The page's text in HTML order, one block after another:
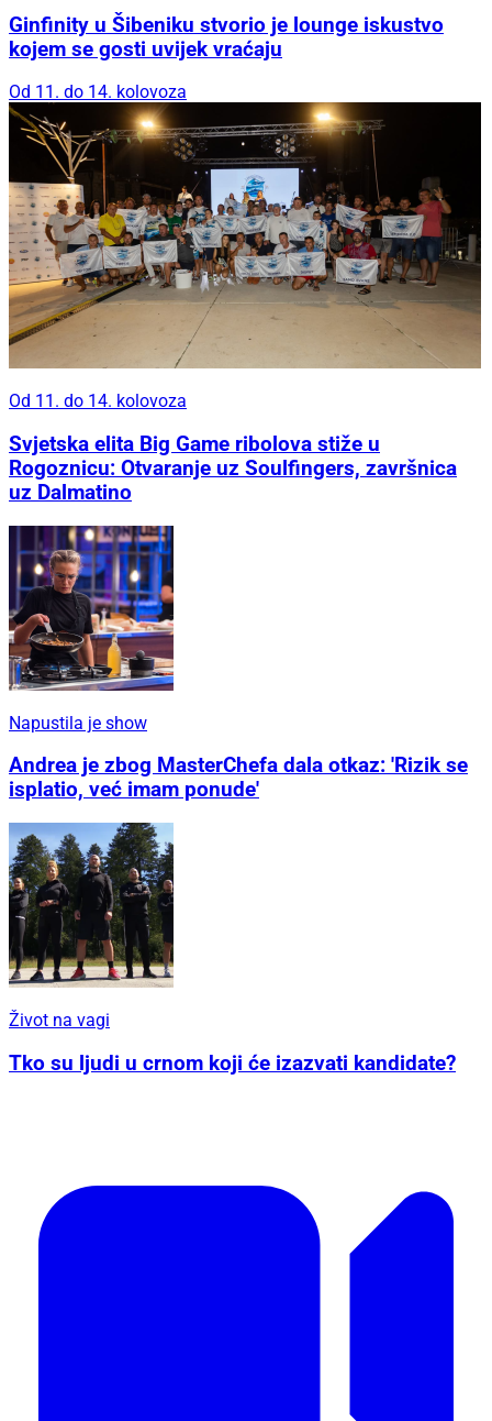
Ginfinity u Šibeniku stvorio je lounge iskustvo
kojem se gosti uvijek vraćaju
Od 11. do 14. kolovoza
Od 11. do 14. kolovoza
Svjetska elita Big Game ribolova stiže u
Rogoznicu: Otvaranje uz Soulfingers, završnica
uz Dalmatino
Napustila je show
Andrea je zbog MasterChefa dala otkaz: 'Rizik se
isplatio, već imam ponude'
Život na vagi
Tko su ljudi u crnom koji će izazvati kandidate?